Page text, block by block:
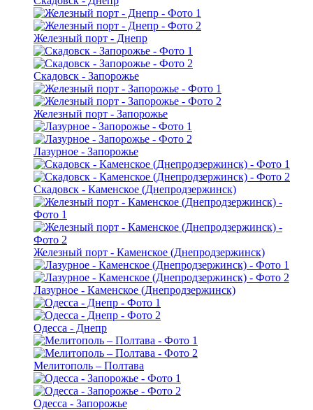
Железный порт - Днепр
Скадовск - Запорожье
Железный порт - Запорожье
Лазурное - Запорожье
Скадовск - Каменское (Днепродзержинск)
Железный порт - Каменское (Днепродзержинск)
Лазурное - Каменское (Днепродзержинск)
Одесса - Днепр
Мелитополь – Полтава
Одесса - Запорожье